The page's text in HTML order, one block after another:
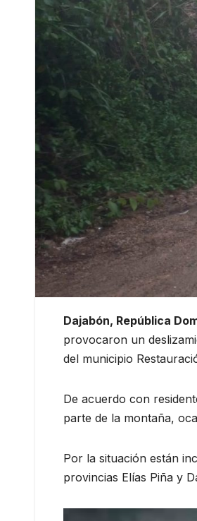
Dajabón, República
provocaron un
del municipio
De acuerdo con
parte de la montaña,
Por la situación están
provincias Elías Piña y